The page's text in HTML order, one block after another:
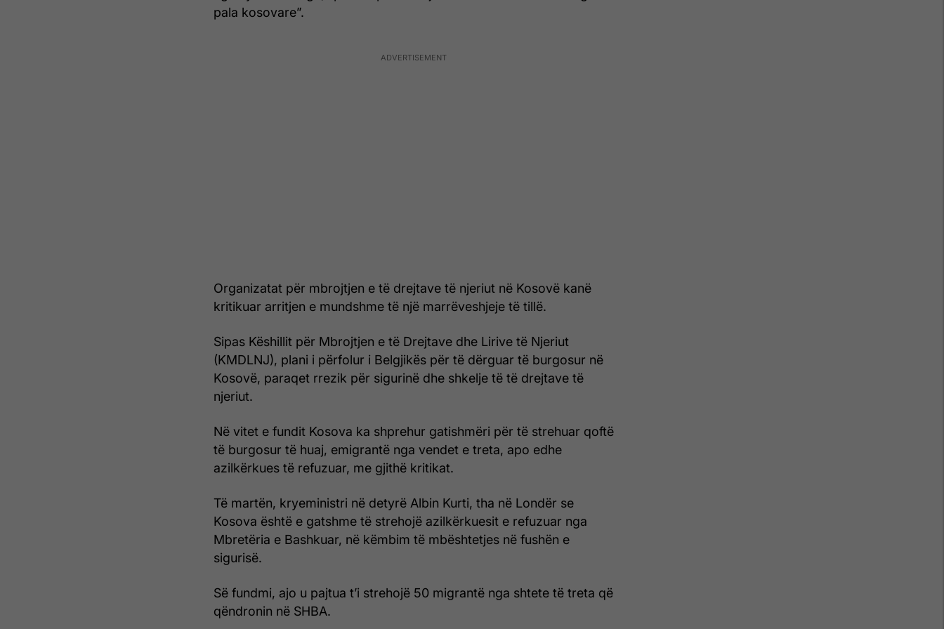
pala kosovare”.
Organizatat për mbrojtjen e të drejtave të njeriut në Kosovë kanë
kritikuar arritjen e mundshme të një marrëveshjeje të tillë.
Sipas Këshillit për Mbrojtjen e të Drejtave dhe Lirive të Njeriut
(KMDLNJ), plani i përfolur i Belgjikës për të dërguar të burgosur në
Kosovë, paraqet rrezik për sigurinë dhe shkelje të të drejtave të
njeriut.
Në vitet e fundit Kosova ka shprehur gatishmëri për të strehuar qoftë
të burgosur të huaj, emigrantë nga vendet e treta, apo edhe
azilkërkues të refuzuar, me gjithë kritikat.
Të martën, kryeministri në detyrë Albin Kurti, tha në Londër se
Kosova është e gatshme të strehojë azilkërkuesit e refuzuar nga
Mbretëria e Bashkuar, në këmbim të mbështetjes në fushën e
sigurisë.
Së fundmi, ajo u pajtua t’i strehojë 50 migrantë nga shtete të treta që
qëndronin në SHBA.